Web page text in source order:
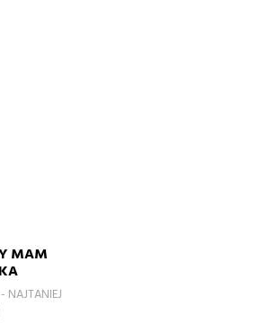
MAM
NAJTANIEJ